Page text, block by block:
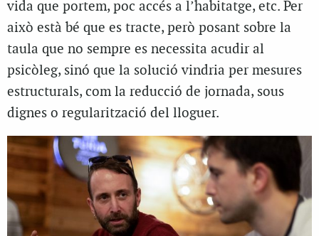
vida que portem, poc accés a l’habitatge, etc. Per
això està bé que es tracte, però posant sobre la
taula que no sempre es necessita acudir al
psicòleg, sinó que la solució vindria per mesures
estructurals, com la reducció de jornada, sous
dignes o regularització del lloguer.